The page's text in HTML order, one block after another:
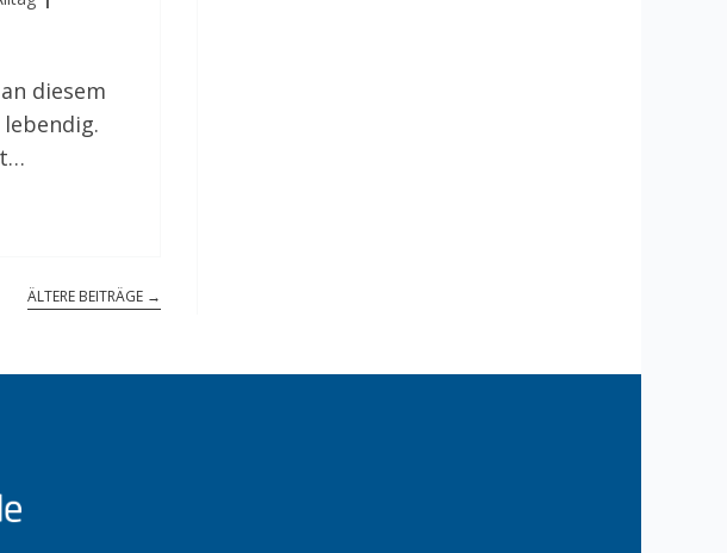
diesem
ÄLTERE BEITRÄGE →